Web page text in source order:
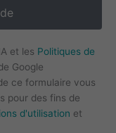
et les Politiques de
Google
ce formulaire vous
pour des fins de
d'utilisation et